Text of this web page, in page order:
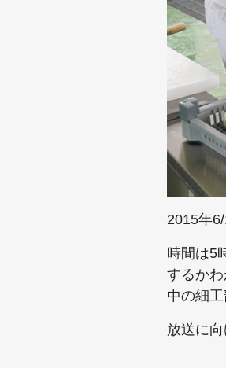
2015年
時間は5
するか
中の細工
放送に